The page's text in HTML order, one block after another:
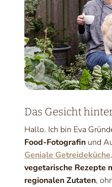
Das Gesicht
Hallo. Ich bin Eva
Food-Fotografin und
Geniale Getreideküche
vegetarische Rezepte
regionalen Zutaten,